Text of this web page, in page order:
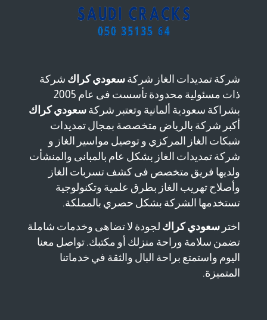
شركة تمديدات الغاز شركة سعودي كراك شركة
ذات مسئولية محدودة تأسست فى عام 2005
بشراكة سعودية ألمانية وتعتبر شركة سعودي كراك
أكبر شركة بالرياض متخصصة بمجال تمديدات
شبكات الغاز المركزي و توصيل مواسير الغاز و
شركة تمديدات الغاز بشكل عام بالمبانى والمنشأت
ولديها فريق متخصص فى كشف تسربات الغاز
وأصلاح تهريب الغاز بطرق علمية وتكنولوجية
تستخدمها الشركة بشكل حصري بالمملكة.
اختر سعودي كراك لجودة لا تضاهى وخدمات شاملة
تضمن سلامة وراحة منزلك أو مكتبك. تواصل معنا
اليوم واستمتع براحة البال والثقة في خدماتنا
المتميزة.